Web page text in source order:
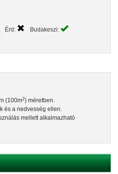
Érd:
Budakeszi:
(100m2) méretben.
és a nedvesség ellen.
mellett alkalmazható